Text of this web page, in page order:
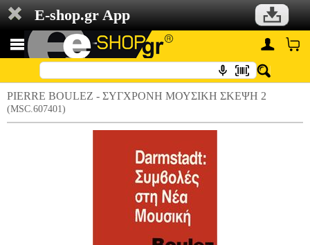
E-shop.gr App
PIERRE BOULEZ - ΣΥΓΧΡΟΝΗ ΜΟΥΣΙΚΗ ΣΚΕΨΗ 2
(MSC.607401)